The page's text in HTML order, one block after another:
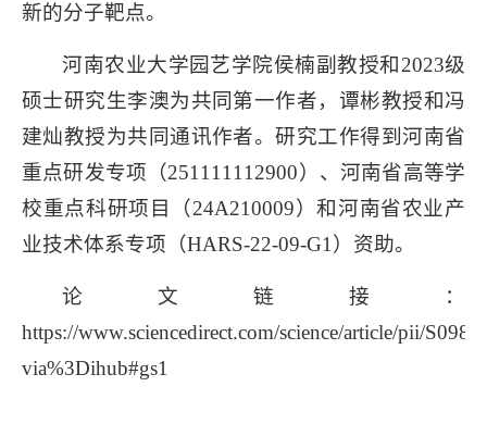
新的分子靶点。
河南农业大学园艺学院侯楠副教授和2023级
硕士研究生李澳为共同第一作者，谭彬教授和冯
建灿教授为共同通讯作者。研究工作得到河南省
重点研发专项（251111112900）、河南省高等学
校重点科研项目（24A210009）和河南省农业产
业技术体系专项（HARS-22-09-G1）资助。
论文链接：
https://www.sciencedirect.com/science/article/pii/
via%3Dihub#gs1